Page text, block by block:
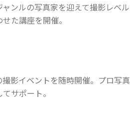
ャンルの写真家を迎えて撮影レベル
た講座を開催。
撮影イベントを随時開催。プロ写真
サポート。